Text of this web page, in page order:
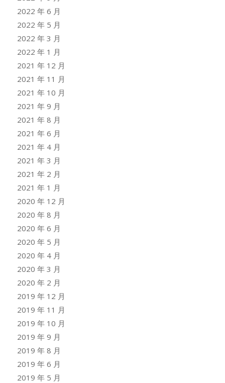
2022 年 6 月
2022 年 5 月
2022 年 3 月
2022 年 1 月
2021 年 12 月
2021 年 11 月
2021 年 10 月
2021 年 9 月
2021 年 8 月
2021 年 6 月
2021 年 4 月
2021 年 3 月
2021 年 2 月
2021 年 1 月
2020 年 12 月
2020 年 8 月
2020 年 6 月
2020 年 5 月
2020 年 4 月
2020 年 3 月
2020 年 2 月
2019 年 12 月
2019 年 11 月
2019 年 10 月
2019 年 9 月
2019 年 8 月
2019 年 6 月
2019 年 5 月